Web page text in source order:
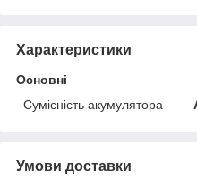
Характеристики
Основні
Сумісність акумулятора
Умови доставки